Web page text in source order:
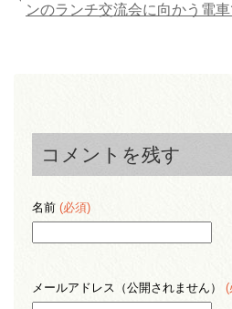
ンのランチ交流会に向かう電車
コメントを残す
名前 (必須)
メールアドレス（公開されません） (